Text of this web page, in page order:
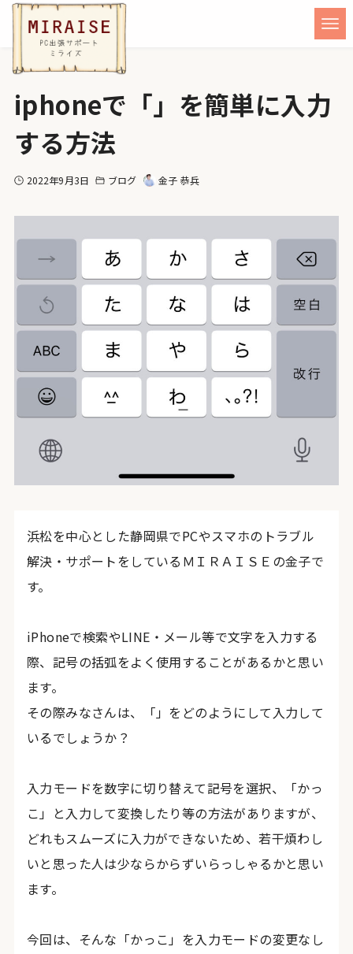
iphoneで「」を簡単に入力
する方法
2022年9月3日 ブログ 金子 恭兵
浜松を中心とした静岡県でPCやスマホのトラブル
解決・サポートをしているＭＩＲＡＩＳＥの金子で
す。
iPhoneで検索やLINE・メール等で文字を入力する
際、記号の括弧をよく使用することがあるかと思い
ます。
その際みなさんは、「」をどのようにして入力して
いるでしょうか？
入力モードを数字に切り替えて記号を選択、「かっ
こ」と入力して変換したり等の方法がありますが、
どれもスムーズに入力ができないため、若干煩わし
いと思った人は少ならからずいらっしゃるかと思い
ます。
今回は、そんな「かっこ」を入力モードの変更なし